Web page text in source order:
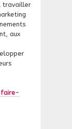
travailler
aux
faire-